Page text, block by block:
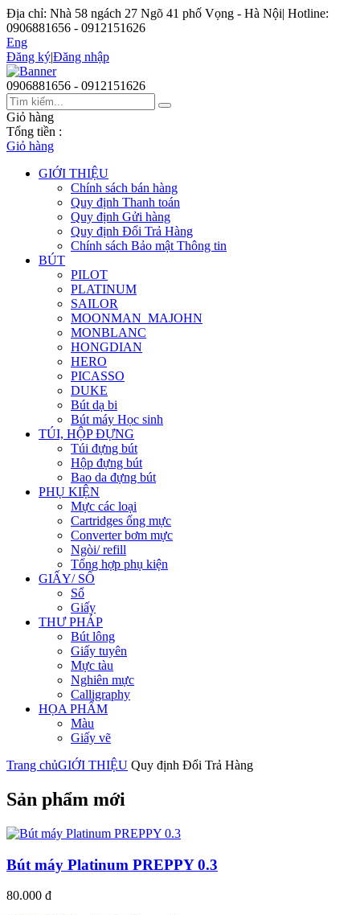
Địa chỉ: Nhà 58 ngách 27 Ngõ 41 phố Vọng - Hà Nội| Hotline:
0906881656 - 0912151626
Eng
Đăng ký|Đăng nhập
0906881656 - 0912151626
Giỏ hàng
Tổng tiền :
Giỏ hàng
GIỚI THIỆU
Chính sách bán hàng
Quy định Thanh toán
Quy định Gửi hàng
Quy định Đổi Trả Hàng
Chính sách Bảo mật Thông tin
BÚT
PILOT
PLATINUM
SAILOR
MOONMAN_MAJOHN
MONBLANC
HONGDIAN
HERO
PICASSO
DUKE
Bút dạ bi
Bút máy Học sinh
TÚI, HỘP ĐỰNG
Túi đựng bút
Hộp đựng bút
Bao da đựng bút
PHỤ KIỆN
Mực các loại
Cartridges ống mực
Converter bơm mực
Ngòi/ refill
Tổng hợp phụ kiện
GIẤY/ SỔ
Sổ
Giấy
THƯ PHÁP
Bút lông
Giấy tuyên
Mực tàu
Nghiên mực
Calligraphy
HỌA PHẨM
Màu
Giấy vẽ
Trang chủGIỚI THIỆU Quy định Đổi Trả Hàng
Sản phẩm mới
Bút máy Platinum PREPPY 0.3
80.000 đ